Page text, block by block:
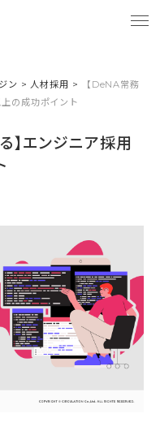
ン > 人材採用 >
【DeNA常務
の成功ポイント
】エンジニア採用